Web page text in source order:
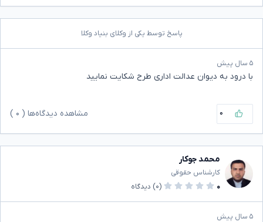
پاسخ توسط یکی از وکلای بنیاد وکلا
۵ سال پیش
با درود به دیوان عدالت اداری طرح شکایت نمایید
۰ مشاهده دیدگاه‌ها ( ۰
محمد جوکار
کارشناس حقوقی
۰
(۰) دیدگاه
۵ سال پیش